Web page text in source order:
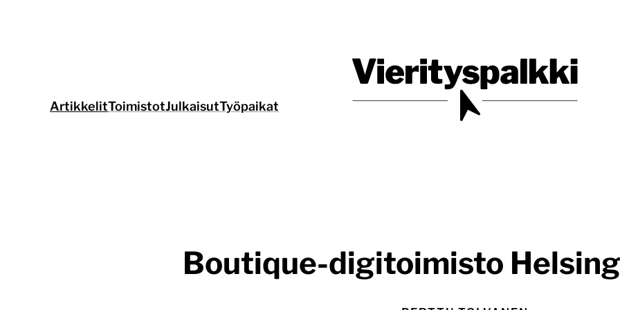
ArtikkelitToimistotJulkaisutTyöpaikat
Vierityspalkki.fi
Boutique-digitoimisto